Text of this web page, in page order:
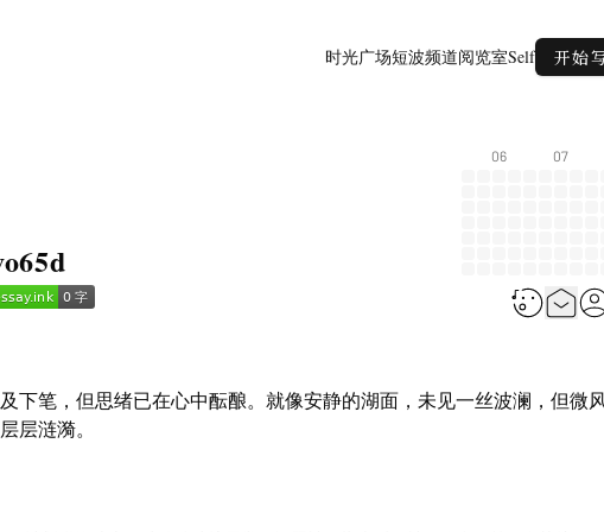
时光广场短波频道阅览室Self 开始
06 07
下笔，但思绪已在心中酝酿。就像安静的湖面，未见一丝波澜，但微
层涟漪。